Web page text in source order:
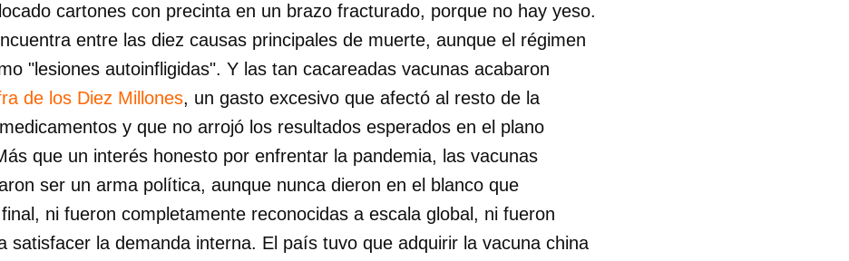
INICIAR SESIÓN CANCELAR
cartones con precinta en un brazo fracturado, porque no hay yeso.
entre las diez causas principales de muerte, aunque el régimen
"lesiones autoinfligidas". Y las tan cacareadas vacunas acabaron
de los Diez Millones, un gasto excesivo que afectó al resto de la
y que no arrojó los resultados esperados en el plano
que un interés honesto por enfrentar la pandemia, las vacunas
ser un arma política, aunque nunca dieron en el blanco que
ni fueron completamente reconocidas a escala global, ni fueron
satisfacer la demanda interna. El país tuvo que adquirir la vacuna china